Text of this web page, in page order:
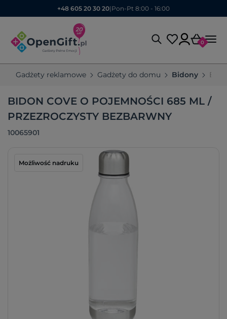
+48 605 20 30 20| Pon-Pt 8:00 - 16:00
0
Gadżety reklamowe Gadżety do domu Bidony
BIDON COVE O POJEMNOŚCI 685 ML /
PRZEZROCZYSTY BEZBARWNY
10065901
Możliwość nadruku